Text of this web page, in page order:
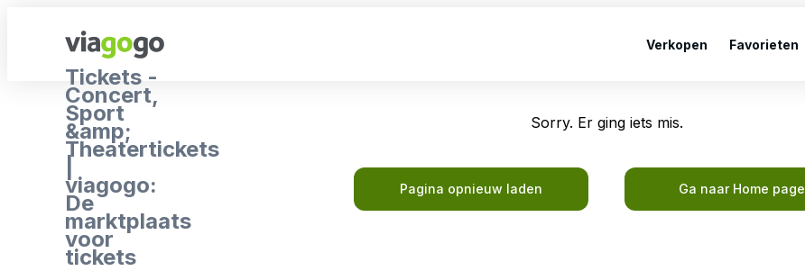
Tickets -
Concert,
Sport
&amp;
Theatertickets
viagogo:
De
marktplaats
voor
tickets
Verkopen Favorieten
Sorry. Er ging iets mis.
Pagina opnieuw laden Ga naar Home page